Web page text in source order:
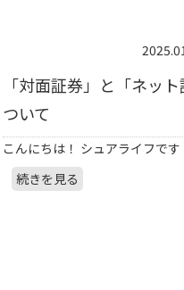
「対面証券」と「ネッ
ついて
こんにちは！ シュアライフです
続きを見る